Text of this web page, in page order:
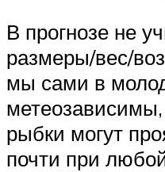
В прогнозе не
размеры/вес/
мы сами в
рыбки могут
почти при